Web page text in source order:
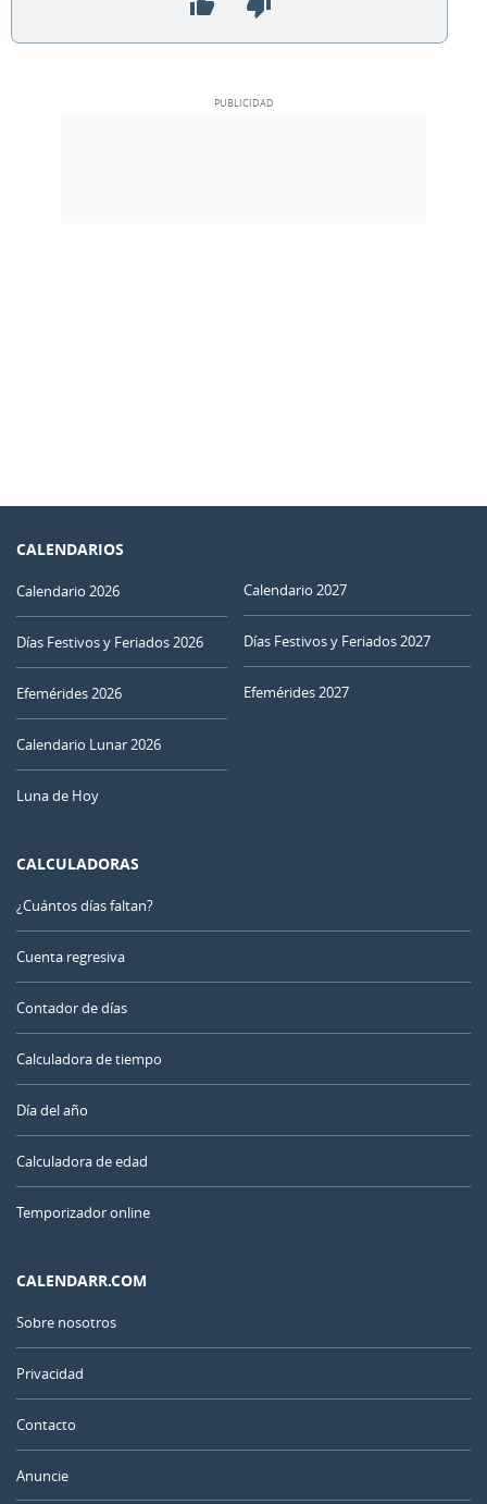
CALENDARIOS
Calendario 2026
Días Festivos y Feriados 2026
Efemérides 2026
Calendario Lunar 2026
Luna de Hoy
Calendario 2027
Días Festivos y Feriados 2027
Efemérides 2027
CALCULADORAS
¿Cuántos días faltan?
Cuenta regresiva
Contador de días
Calculadora de tiempo
Día del año
Calculadora de edad
Temporizador online
CALENDARR.COM
Sobre nosotros
Privacidad
Contacto
Anuncie